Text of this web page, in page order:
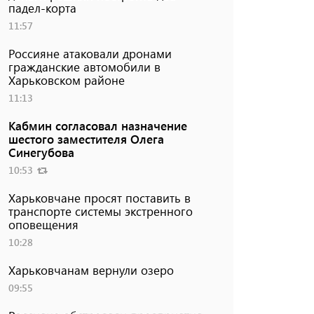
падел-корта
11:57
Россияне атаковали дронами
гражданские автомобили в
Харьковском районе
11:13
Кабмин согласовал назначение
шестого заместителя Олега
Синегубова
10:53
Харьковчане просят поставить в
транспорте системы экстренного
оповещения
10:28
Харьковчанам вернули озеро
09:55